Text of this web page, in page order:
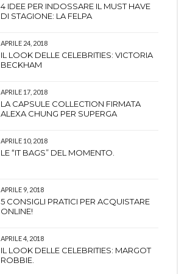
4 IDEE PER INDOSSARE IL MUST HAVE
DI STAGIONE: LA FELPA
APRILE 24, 2018
IL LOOK DELLE CELEBRITIES: VICTORIA
BECKHAM
APRILE 17, 2018
LA CAPSULE COLLECTION FIRMATA
ALEXA CHUNG PER SUPERGA
APRILE 10, 2018
LE “IT BAGS” DEL MOMENTO.
APRILE 9, 2018
5 CONSIGLI PRATICI PER ACQUISTARE
ONLINE!
APRILE 4, 2018
IL LOOK DELLE CELEBRITIES: MARGOT
ROBBIE.